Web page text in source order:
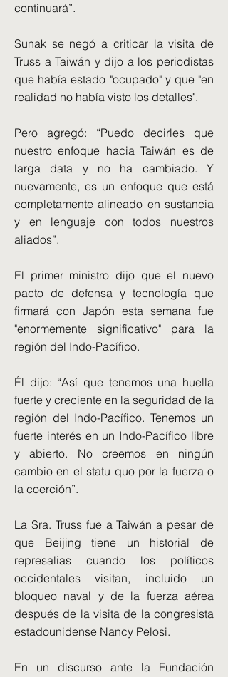
continuará”.
Sunak se negó a criticar la visita de
Truss a Taiwán y dijo a los periodistas
que había estado "ocupado" y que "en
realidad no había visto los detalles".
Pero agregó: “Puedo decirles que
nuestro enfoque hacia Taiwán es de
larga data y no ha cambiado. Y
nuevamente, es un enfoque que está
completamente alineado en sustancia
y en lenguaje con todos nuestros
aliados”.
El primer ministro dijo que el nuevo
pacto de defensa y tecnología que
firmará con Japón esta semana fue
"enormemente significativo" para la
región del Indo-Pacífico.
Él dijo: “Así que tenemos una huella
fuerte y creciente en la seguridad de la
región del Indo-Pacífico. Tenemos un
fuerte interés en un Indo-Pacífico libre
y abierto. No creemos en ningún
cambio en el statu quo por la fuerza o
la coerción”.
La Sra. Truss fue a Taiwán a pesar de
que Beijing tiene un historial de
represalias cuando los políticos
occidentales visitan, incluido un
bloqueo naval y de la fuerza aérea
después de la visita de la congresista
estadounidense Nancy Pelosi.
En un discurso ante la Fundación